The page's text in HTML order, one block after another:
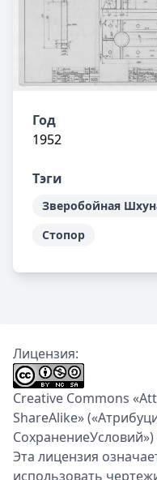
Год
1952
Тэги
Зверобойная
Стопор
Лицензия:
Creative Commons
ShareAlike»
Эта лицензия
использовать